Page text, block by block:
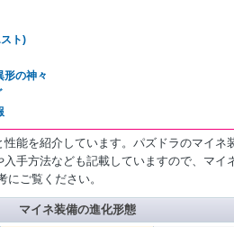
ト)
形の神々
能を紹介しています。パズドラのマイネ
手方法なども記載していますので、マイ
ご覧ください。
マイネ装備の進化形態